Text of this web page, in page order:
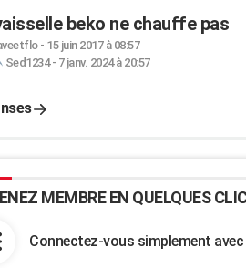
beko ne chauffe pas
- 15 juin 2017 à 08:57
Sed1234- 7 janv. 2024 à 20:57
MEMBRE EN QUELQUES
Connectez-vous simplement